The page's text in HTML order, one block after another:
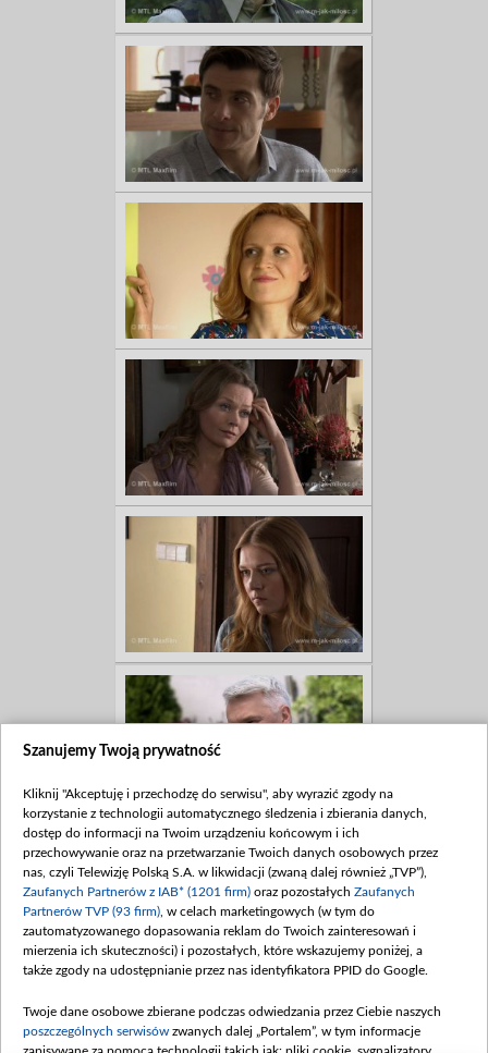
Szanujemy Twoją prywatność
Kliknij "Akceptuję i przechodzę do serwisu", aby wyrazić zgody na
korzystanie z technologii automatycznego śledzenia i zbierania danych,
dostęp do informacji na Twoim urządzeniu końcowym i ich
przechowywanie oraz na przetwarzanie Twoich danych osobowych przez
nas, czyli Telewizję Polską S.A. w likwidacji (zwaną dalej również „TVP”),
Zaufanych Partnerów z IAB* (1201 firm) oraz pozostałych Zaufanych
Partnerów TVP (93 firm) , w celach marketingowych (w tym do
zautomatyzowanego dopasowania reklam do Twoich zainteresowań i
mierzenia ich skuteczności) i pozostałych, które wskazujemy poniżej, a
także zgody na udostępnianie przez nas identyfikatora PPID do Google.
Twoje dane osobowe zbierane podczas odwiedzania przez Ciebie naszych
poszczególnych serwisów zwanych dalej „Portalem”, w tym informacje